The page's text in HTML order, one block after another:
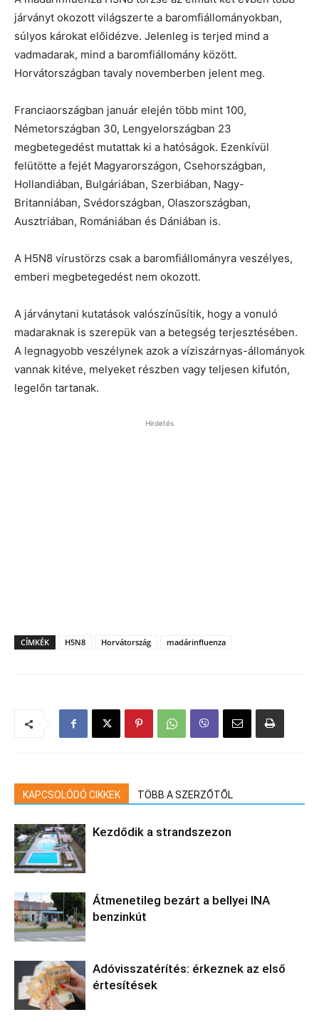
járványt okozott világszerte a baromfiállományokban,
súlyos károkat előidézve. Jelenleg is terjed mind a
vadmadarak, mind a baromfiállomány között.
Horvátországban tavaly novemberben jelent meg.
Franciaországban január elején több mint 100,
Németországban 30, Lengyelországban 23
megbetegedést mutattak ki a hatóságok. Ezenkívül
felütötte a fejét Magyarországon, Csehországban,
Hollandiában, Bulgáriában, Szerbiában, Nagy-
Britanniában, Svédországban, Olaszországban,
Ausztriában, Romániában és Dániában is.
A H5N8 vírustörzs csak a baromfiállományra veszélyes,
emberi megbetegedést nem okozott.
A járványtani kutatások valószínűsítik, hogy a vonuló
madaraknak is szerepük van a betegség terjesztésében.
A legnagyobb veszélynek azok a víziszárnyas-állományok
vannak kitéve, melyeket részben vagy teljesen kifutón,
legelőn tartanak.
Hirdetés
CÍMKÉK H5N8 Horvátország madárinfluenza
KAPCSOLÓDÓ CIKKEK TÖBB A SZERZŐTŐL
Kezdődik a strandszezon
Átmenetileg bezárt a bellyei INA
benzinkút
Adóvisszatérítés: érkeznek az első
értesítések